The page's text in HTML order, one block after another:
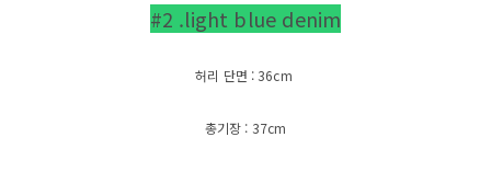
#2 .light blue denim
허리 단면 : 36cm
총기장 : 37cm